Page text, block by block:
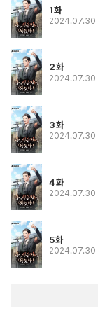
1화
2024.07.30
2화
2024.07.30
3화
2024.07.30
4화
2024.07.30
5화
2024.07.30